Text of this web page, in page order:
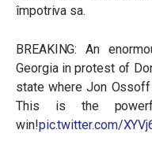
împotriva sa.
BREAKING: An
Georgia in protest of
state where Jon
This is the
win!pic.twitter.com/